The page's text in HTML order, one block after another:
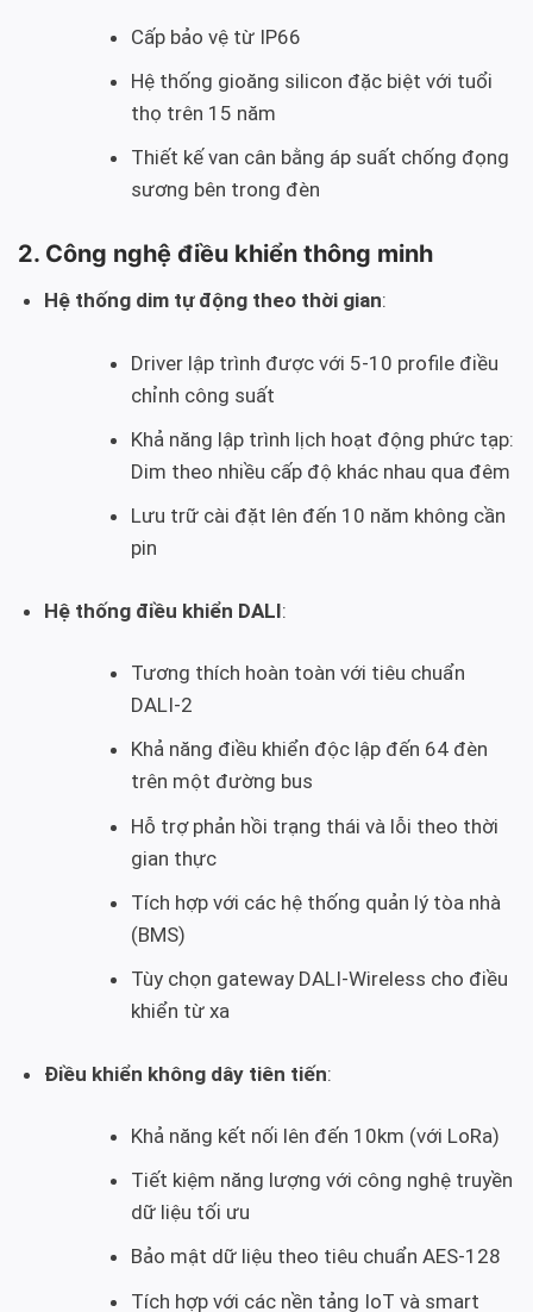
Cấp bảo vệ từ IP66
Hệ thống gioăng silicon đặc biệt với tuổi
thọ trên 15 năm
Thiết kế van cân bằng áp suất chống đọng
sương bên trong đèn
2. Công nghệ điều khiển thông minh
Hệ thống dim tự động theo thời gian:
Driver lập trình được với 5-10 profile điều
chỉnh công suất
Khả năng lập trình lịch hoạt động phức tạp:
Dim theo nhiều cấp độ khác nhau qua đêm
Lưu trữ cài đặt lên đến 10 năm không cần
pin
Hệ thống điều khiển DALI:
Tương thích hoàn toàn với tiêu chuẩn
DALI-2
Khả năng điều khiển độc lập đến 64 đèn
trên một đường bus
Hỗ trợ phản hồi trạng thái và lỗi theo thời
gian thực
Tích hợp với các hệ thống quản lý tòa nhà
(BMS)
Tùy chọn gateway DALI-Wireless cho điều
khiển từ xa
Điều khiển không dây tiên tiến:
Khả năng kết nối lên đến 10km (với LoRa)
Tiết kiệm năng lượng với công nghệ truyền
dữ liệu tối ưu
Bảo mật dữ liệu theo tiêu chuẩn AES-128
Tích hợp với các nền tảng IoT và smart